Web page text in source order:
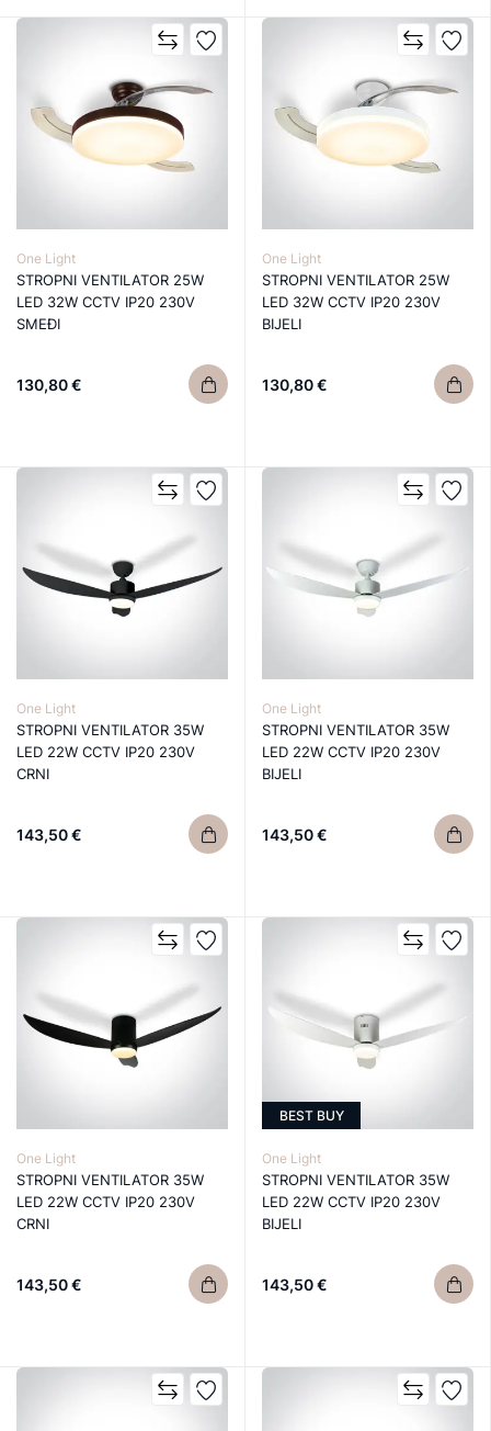
One Light
STROPNI VENTILATOR 25W
LED 32W CCTV IP20 230V
SMEĐI
130,80 €
One Light
STROPNI VENTILATOR 25W
LED 32W CCTV IP20 230V
BIJELI
130,80 €
One Light
STROPNI VENTILATOR 35W
LED 22W CCTV IP20 230V
CRNI
143,50 €
One Light
STROPNI VENTILATOR 35W
LED 22W CCTV IP20 230V
BIJELI
143,50 €
One Light
STROPNI VENTILATOR 35W
LED 22W CCTV IP20 230V
CRNI
143,50 €
BEST BUY
One Light
STROPNI VENTILATOR 35W
LED 22W CCTV IP20 230V
BIJELI
143,50 €